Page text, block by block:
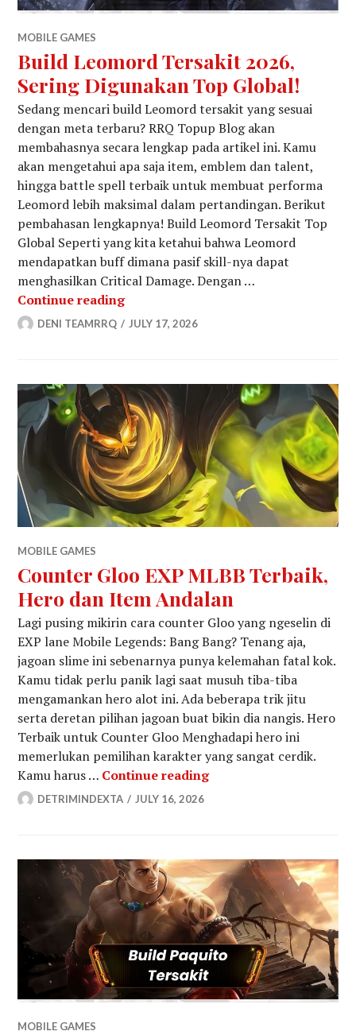
MOBILE GAMES
Build Leomord Tersakit 2026,
Sering Digunakan Top Global!
Sedang mencari build Leomord tersakit yang sesuai
dengan meta terbaru? RRQ Topup Blog akan
membahasnya secara lengkap pada artikel ini. Kamu
akan mengetahui apa saja item, emblem dan talent,
hingga battle spell terbaik untuk membuat performa
Leomord lebih maksimal dalam pertandingan. Berikut
pembahasan lengkapnya! Build Leomord Tersakit Top
Global Seperti yang kita ketahui bahwa Leomord
mendapatkan buff dimana pasif skill-nya dapat
menghasilkan Critical Damage. Dengan …
Continue readingBuild Leomord Tersakit 2026,
DENI TEAMRRQ JULY 17, 2026
MOBILE GAMES
Counter Gloo EXP MLBB Terbaik,
Hero dan Item Andalan
Lagi pusing mikirin cara counter Gloo yang ngeselin di
EXP lane Mobile Legends: Bang Bang? Tenang aja,
jagoan slime ini sebenarnya punya kelemahan fatal kok.
Kamu tidak perlu panik lagi saat musuh tiba-tiba
mengamankan hero alot ini. Ada beberapa trik jitu
serta deretan pilihan jagoan buat bikin dia nangis. Hero
Terbaik untuk Counter Gloo Menghadapi hero ini
memerlukan pemilihan karakter yang sangat cerdik.
Kamu harus … Continue readingCounter Gloo EXP
DETRIMINDEXTA JULY 16, 2026
MOBILE GAMES